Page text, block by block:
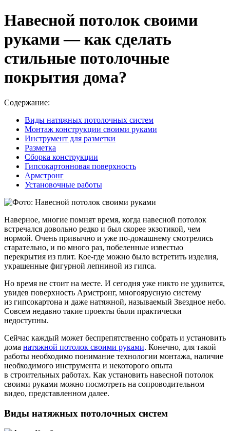
Навесной потолок своими
руками — как сделать
стильные потолочные
покрытия дома?
Содержание:
Виды натяжных потолочных систем
Монтаж конструкции своими руками
Инструмент для разметки
Разметка
Сборка конструкции
Гипсокартонновая поверхность
Армстронг
Установочные работы
Наверное, многие помнят время, когда навесной потолок
встречался довольно редко и был скорее экзотикой, чем
нормой. Очень привычно и уже по-домашнему смотрелись
старательно, и по много раз, побеленные известью
перекрытия из плит. Кое-где можно было встретить изделия,
украшенные фигурной лепниной из гипса.
Но время не стоит на месте. И сегодня уже никто не удивится,
увидев поверхность Армстронг, многоярусную систему
из гипсокартона и даже натяжной, называемый Звездное небо.
Совсем недавно такие проекты были практически
недоступны.
Сейчас каждый может беспрепятственно собрать и установить
дома натяжной потолок своими руками. Конечно, для такой
работы необходимо понимание технологии монтажа, наличие
необходимого инструмента и некоторого опыта
в строительных работах. Как установить навесной потолок
своими руками можно посмотреть на сопроводительном
видео, представленном далее.
Виды натяжных потолочных систем